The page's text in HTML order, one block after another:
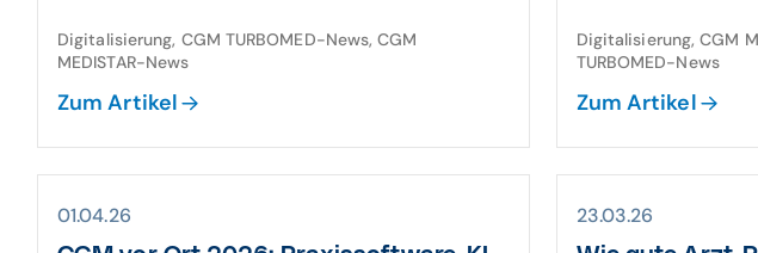
Digitalisierung, CGM TURBOMED-News, CGM
MEDISTAR-News
Zum Artikel
Digitalisierung, CGM
TURBOMED-News
Zum Artikel
01.04.26 23.03.26